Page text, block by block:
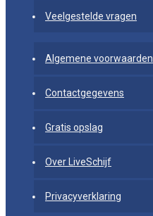
Veelgestelde vragen
Algemene voorwaarden
Contactgegevens
Gratis opslag
Over LiveSchijf
Privacyverklaring